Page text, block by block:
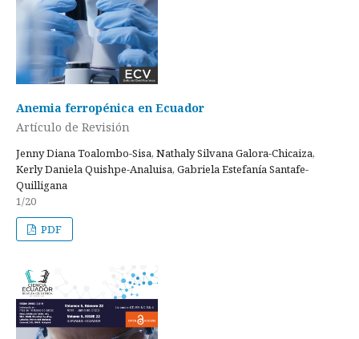
Anemia ferropénica en Ecuador
Artículo de Revisión
Jenny Diana Toalombo-Sisa, Nathaly Silvana Galora-Chicaiza,
Kerly Daniela Quishpe-Analuisa, Gabriela Estefanía Santafe-
Quilligana
1/20
PDF